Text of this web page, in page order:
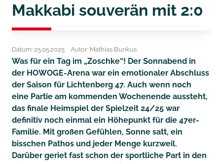
Makkabi souverän mit 2:0
Datum: 25.05.2025 Autor: Mathias Bunkus
Was für ein Tag im „Zoschke“! Der Sonnabend in
der HOWOGE-Arena war ein emotionaler Abschluss
der Saison für Lichtenberg 47. Auch wenn noch
eine Partie am kommenden Wochenende aussteht,
das finale Heimspiel der Spielzeit 24/25 war
definitiv noch einmal ein Höhepunkt für die 47er-
Familie. Mit großen Gefühlen, Sonne satt, ein
bisschen Pathos und jeder Menge kurzweil.
Darüber geriet fast schon der sportliche Part in den